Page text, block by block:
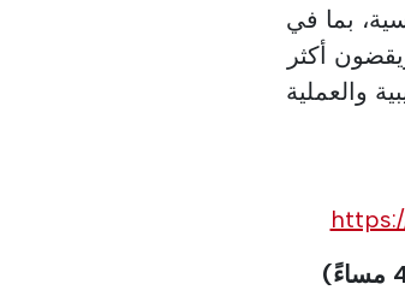
بما في
أكثر
والعملية